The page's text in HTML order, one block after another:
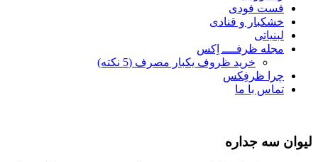
فست فودی
خشکبار و قنادی
لبنیاتی
مجله ظرفــــ اِکس
خرید ظروف یکبار مصرف (5 نکته)
چرا ظرفِکس
تماس با ما
لیوان سه جداره